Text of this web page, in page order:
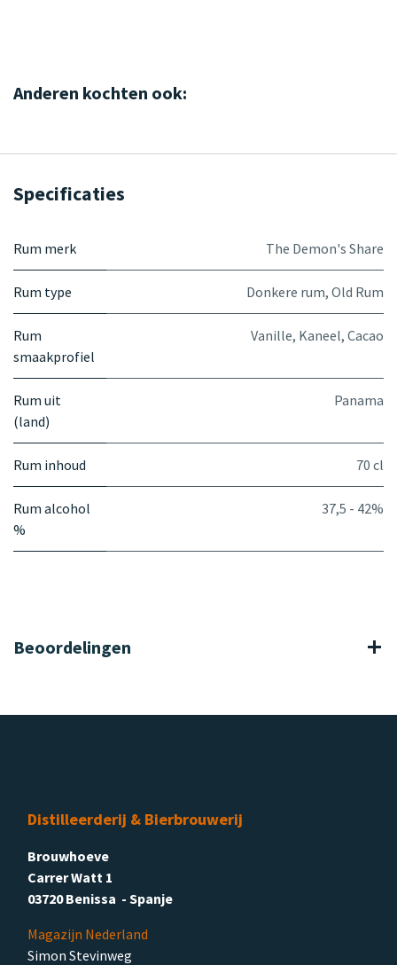
Anderen kochten ook:
Specificaties
Rum merk The Demon's Share
Rum type Donkere rum, Old Rum
Rum
smaakprofiel
Vanille, Kaneel, Cacao
Rum uit
(land)
Panama
Rum inhoud 70 cl
Rum alcohol
%
37,5 - 42%
Beoordelingen
Distilleerderij & Bierbrouwerij
Brouwhoeve
Carrer Watt 1
03720 Benissa - Spanje
Magazijn Nederland
Simon Stevinweg